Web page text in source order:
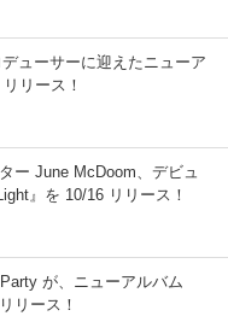
ューサーに迎えたニューア
リース！
ー June McDoom、デビュ
』を 10/16 リリース！
が、ニューアルバム
リース！